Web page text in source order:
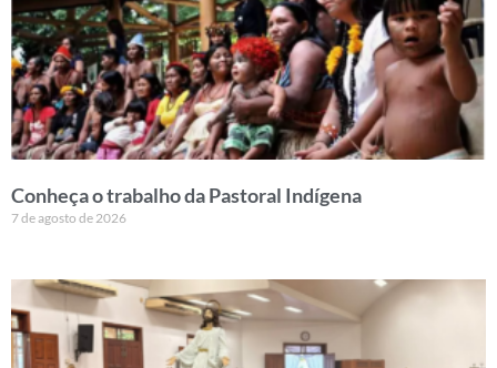
Conheça o trabalho da Pastoral Indígena
7 de agosto de 2026